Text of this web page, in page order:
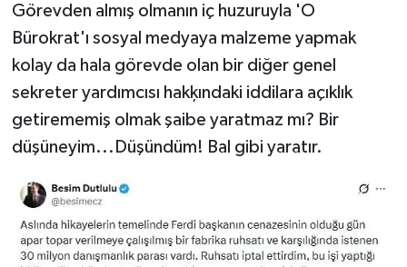
Görevden almış olmanın iç huzuruyla 'O
Bürokrat'ı sosyal medyaya malzeme yapmak
kolay da hala görevde olan bir diğer genel
sekreter yardımcısı hakķındaki iddilara açıklık
getirememiş olmak şaibe yaratmaz mı? Bir
düşüneyim...Düşündüm! Bal gibi yaratır.